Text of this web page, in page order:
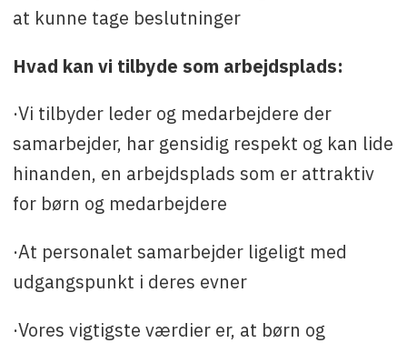
at kunne tage beslutninger
Hvad kan vi tilbyde som arbejdsplads:
·Vi tilbyder leder og medarbejdere der
samarbejder, har gensidig respekt og kan lide
hinanden, en arbejdsplads som er attraktiv
for børn og medarbejdere
·At personalet samarbejder ligeligt med
udgangspunkt i deres evner
·Vores vigtigste værdier er, at børn og